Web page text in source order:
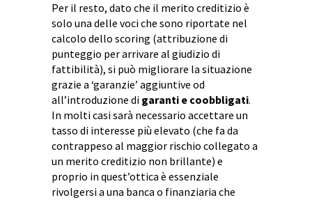
Per il resto, dato che il merito creditizio è
solo una delle voci che sono riportate nel
calcolo dello scoring (attribuzione di
punteggio per arrivare al giudizio di
fattibilità), si può migliorare la situazione
grazie a ‘garanzie’ aggiuntive od
all’introduzione di garanti e coobbligati.
In molti casi sarà necessario accettare un
tasso di interesse più elevato (che fa da
contrappeso al maggior rischio collegato a
un merito creditizio non brillante) e
proprio in quest’ottica è essenziale
rivolgersi a una banca o finanziaria che